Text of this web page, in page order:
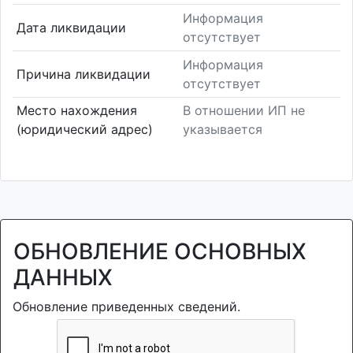
Дата ликвидации
Информация
отсутствует
Причина ликвидации
Информация
отсутствует
Место нахождения
(юридический адрес)
В отношении ИП не
указывается
ОБНОВЛЕНИЕ ОСНОВНЫХ
ДАННЫХ
Обновление приведенных сведений.